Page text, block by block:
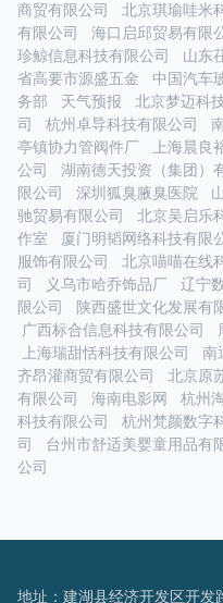
商贸有限公司
北京琪瑜哇米
有限公司
海口启邱贸易有限
珍鲸信息科技有限公司
山东
省高要市源盛五金
中国汽车
务部
天气预报 北京梦迈科
司
杭州卓导科技有限公司
亭镇协力管阀件厂
上海晨良
公司
湖南德天投资（集团）
限公司
深圳狐臭腋臭医院
驰贸易有限公司
北京吴启乐
作室
厦门明韬网络科技有限
服饰有限公司
北京喵喵在线
司
义乌市哈乔饰品厂 辽宁
限公司
陕西盛世文化发展有
广西标合信息科技有限公司
上海瑞甜恬科技有限公司
南
齐昂灌商贸有限公司
北京原
有限公司
海南电影网 杭州
科技有限公司
杭州梵颜数字
司
台州市舒适美婴童用品有
公司
地址：建湖县经济开发区开发